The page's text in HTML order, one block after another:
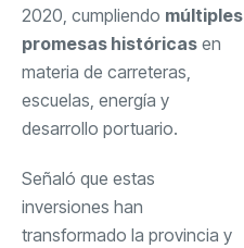
2020, cumpliendo múltiples
promesas históricas en
materia de carreteras,
escuelas, energía y
desarrollo portuario.
Señaló que estas
inversiones han
transformado la provincia y